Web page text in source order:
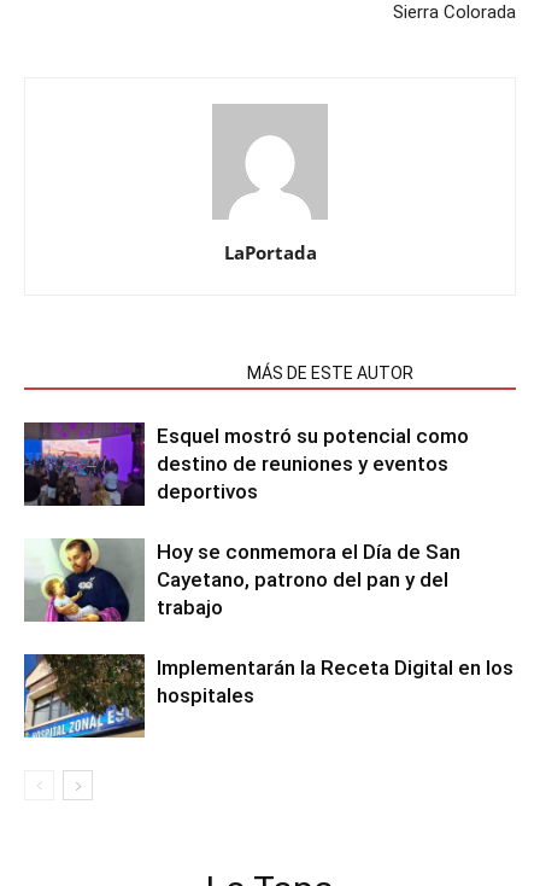
Sierra Colorada
LaPortada
MÁS DE ESTE AUTOR
Esquel mostró su potencial como
destino de reuniones y eventos
deportivos
Hoy se conmemora el Día de San
Cayetano, patrono del pan y del
trabajo
Implementarán la Receta Digital en los
hospitales